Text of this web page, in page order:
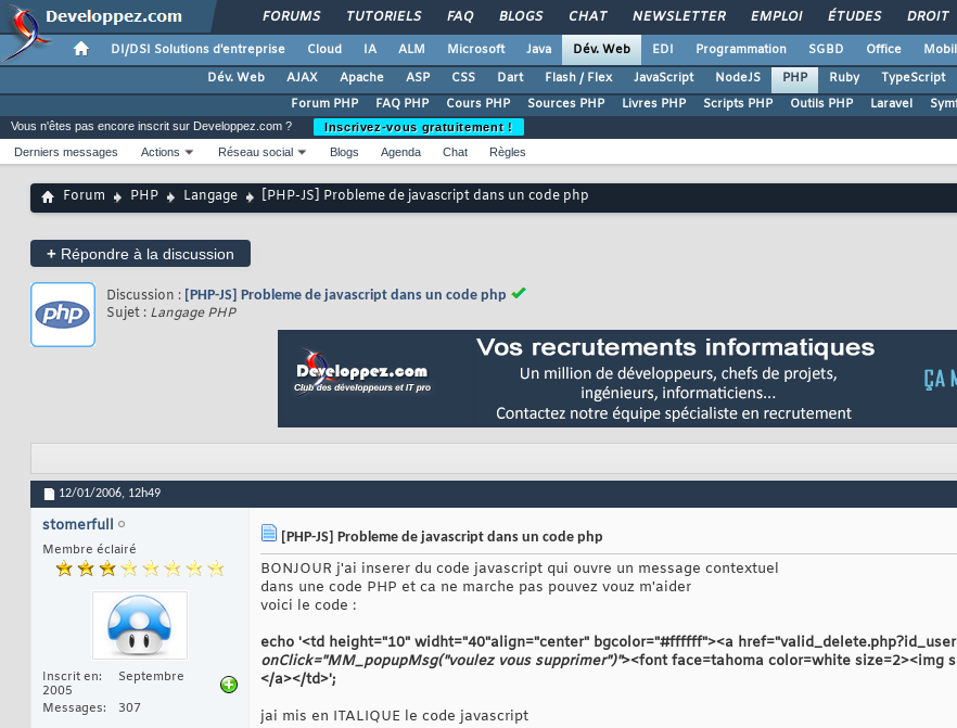
FORUMS TUTORIELS FAQ BLOGS CHAT NEWSLETTER EMPLOI ÉTUDES DROIT
DI/DSI Solutions d'entreprise Cloud IA ALM Microsoft Java Dév. Web EDI Programmation SGBD Office
Dév. Web
AJAX Apache ASP CSS Dart Flash / Flex JavaScript NodeJS PHP Ruby TypeScript
Forum PHP
FAQ PHP Cours PHP Sources PHP Livres PHP Scripts PHP Outils PHP Laravel
Vous n'êtes pas encore inscrit sur Developpez.com ?
Inscrivez-vous gratuitement !
Derniers messages
Actions Réseau social Blogs Agenda Chat Règles
Forum PHP Langage [PHP-JS] Probleme de javascript dans un code php
+ Répondre à la discussion
Discussion : [PHP-JS] Probleme de javascript dans un code php
Sujet : Langage PHP
12/01/2006, 12h49
stomerfull
Membre éclairé
Inscrit en
Septembre
2005
Messages
307
[PHP-JS] Probleme de javascript dans un code php
BONJOUR j'ai inserer du code javascript qui ouvre un message contextuel
dans une code PHP et ca ne marche pas pouvez vouz m'aider
voici le code :
echo '<td height="10" widht="40"align="center" bgcolor="#ffffff"><a
onClick="MM_popupMsg("voulez vous supprimer")"><font face=tahoma color=white size=2><img
</a></td>';
jai mis en ITALIQUE le code javascript